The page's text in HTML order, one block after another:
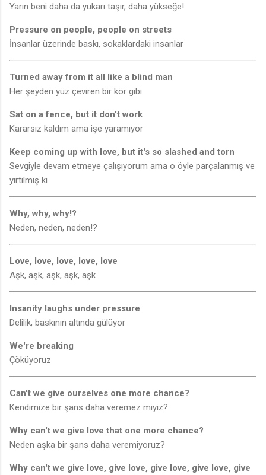
Yarın beni daha da yukarı taşır, daha yükseğe!
Pressure on people, people on streets
İnsanlar üzerinde baskı, sokaklardaki insanlar
Turned away from it all like a blind man
Her şeyden yüz çeviren bir kör gibi
Sat on a fence, but it don't work
Kararsız kaldım ama işe yaramıyor
Keep coming up with love, but it's so slashed and torn
Sevgiyle devam etmeye çalışıyorum ama o öyle parçalanmış ve
yırtılmış ki
Why, why, why!?
Neden, neden, neden!?
Love, love, love, love, love
Aşk, aşk, aşk, aşk, aşk
Insanity laughs under pressure
Delilik, baskının altında gülüyor
We're breaking
Çöküyoruz
Can't we give ourselves one more chance?
Kendimize bir şans daha veremez miyiz?
Why can't we give love that one more chance?
Neden aşka bir şans daha veremiyoruz?
Why can't we give love, give love, give love, give love, give